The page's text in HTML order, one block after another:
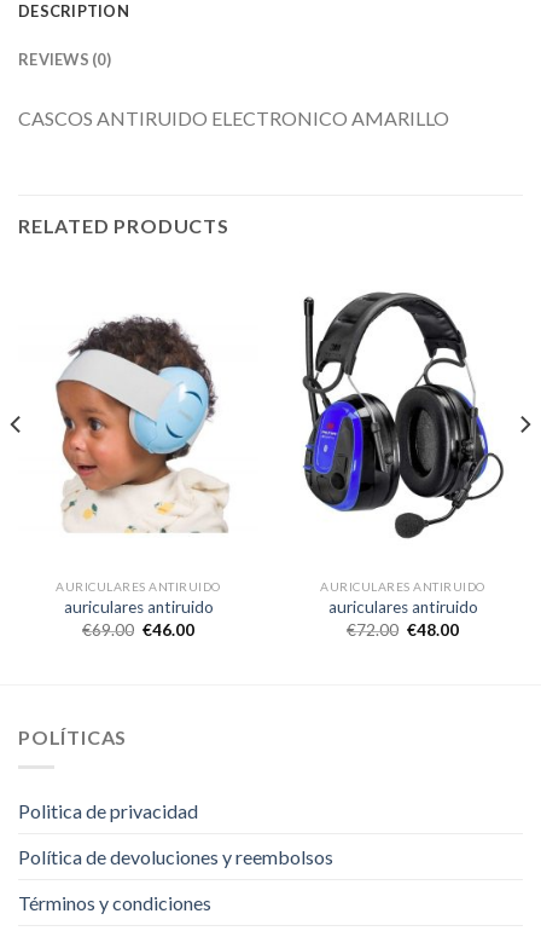
DESCRIPTION
REVIEWS (0)
CASCOS ANTIRUIDO ELECTRONICO AMARILLO
RELATED PRODUCTS
AURICULARES ANTIRUIDO
auriculares antiruido
€69.00 €46.00
AURICULARES ANTIRUIDO
auriculares antiruido
€72.00 €48.00
POLÍTICAS
Politica de privacidad
Política de devoluciones y reembolsos
Términos y condiciones